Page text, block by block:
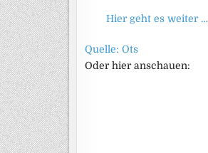
Hier geht es weiter …
Quelle: Ots
Oder hier anschauen: